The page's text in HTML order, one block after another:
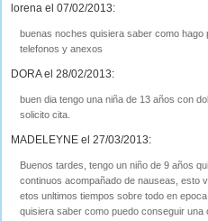
lorena el 07/02/2013:
buenas noches quisiera saber como
telefonos y anexos
DORA el 28/02/2013:
buen dia tengo una niña de 13 años con
solicito cita.
MADELEYNE el 27/03/2013:
Buenos tardes, tengo un niño de 9 años
continuos acompañado de nauseas, esto
etos unltimos tiempos sobre todo en
quisiera saber como puedo conseguir una